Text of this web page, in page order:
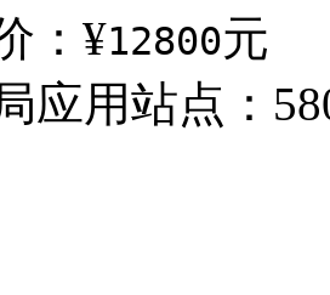
：¥12800元
应用站点：